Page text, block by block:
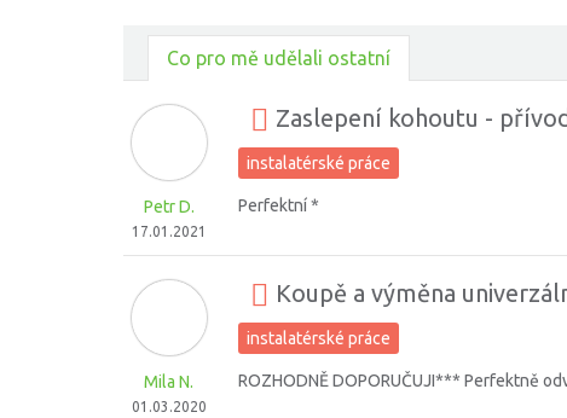
Co pro mě udělali ostatní
Petr D.
17.01.2021
Zaslepení kohoutu -
instalatérské práce
Perfektní *
Mila N.
01.03.2020
Koupě a výměna
instalatérské práce
ROZHODNĚ DOPORUČUJI*** Perfektně